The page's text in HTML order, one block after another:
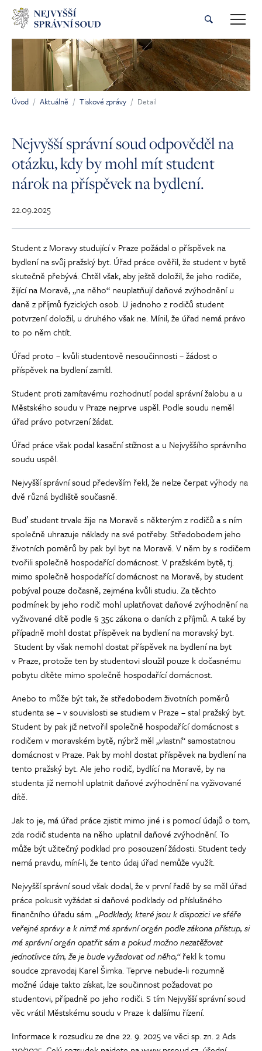
Přeskočit na hlavní obsah
Jsi tady:
Úvod Aktuálně Tiskové zprávy Detail
Nejvyšší správní soud odpověděl na
otázku, kdy by mohl mít student
nárok na příspěvek na bydlení.
22.09.2025
Student z Moravy studující v Praze požádal o příspěvek na
bydlení na svůj pražský byt. Úřad práce ověřil, že student v bytě
skutečně přebývá. Chtěl však, aby ještě doložil, že jeho rodiče,
žijící na Moravě, „na něho“ neuplatňují daňové zvýhodnění u
daně z příjmů fyzických osob. U jednoho z rodičů student
potvrzení doložil, u druhého však ne. Mínil, že úřad nemá právo
to po něm chtít.
Úřad proto – kvůli studentově nesoučinnosti – žádost o
příspěvek na bydlení zamítl.
Student proti zamítavému rozhodnutí podal správní žalobu a u
Městského soudu v Praze nejprve uspěl. Podle soudu neměl
úřad právo potvrzení žádat.
Úřad práce však podal kasační stížnost a u Nejvyššího správního
soudu uspěl.
Nejvyšší správní soud především řekl, že nelze čerpat výhody na
dvě různá bydliště současně.
Buď student trvale žije na Moravě s některým z rodičů a s ním
společně uhrazuje náklady na své potřeby. Středobodem jeho
životních poměrů by pak byl byt na Moravě. V něm by s rodičem
tvořili společně hospodařící domácnost. V pražském bytě, tj.
mimo společně hospodařící domácnost na Moravě, by student
pobýval pouze dočasně, zejména kvůli studiu. Za těchto
podmínek by jeho rodič mohl uplatňovat daňové zvýhodnění na
vyživované dítě podle § 35c zákona o daních z příjmů. A také by
případně mohl dostat příspěvek na bydlení na moravský byt.
Student by však nemohl dostat příspěvek na bydlení na byt
v Praze, protože ten by studentovi sloužil pouze k dočasnému
pobytu dítěte mimo společně hospodařící domácnost.
Anebo to může být tak, že středobodem životních poměrů
studenta se – v souvislosti se studiem v Praze – stal pražský byt.
Student by pak již netvořil společně hospodařící domácnost s
rodičem v moravském bytě, nýbrž měl „vlastní“ samostatnou
domácnost v Praze. Pak by mohl dostat příspěvek na bydlení na
tento pražský byt. Ale jeho rodič, bydlící na Moravě, by na
studenta již nemohl uplatnit daňové zvýhodnění na vyživované
dítě.
Jak to je, má úřad práce zjistit mimo jiné i s pomocí údajů o tom,
zda rodič studenta na něho uplatnil daňové zvýhodnění. To
může být užitečný podklad pro posouzení žádosti. Student tedy
nemá pravdu, míní-li, že tento údaj úřad nemůže využít.
Nejvyšší správní soud však dodal, že v první řadě by se měl úřad
práce pokusit vyžádat si daňové podklady od příslušného
finančního úřadu sám.„Podklady, které jsou k dispozici ve sféře
veřejné správy a k nimž má správní orgán podle zákona přístup, si
má správní orgán opatřit sám a pokud možno nezatěžovat
jednotlivce tím, že je bude vyžadovat od něho,“řekl k tomu
soudce zpravodaj Karel Šimka. Teprve nebude-li rozumně
možné údaje takto získat, lze součinnost požadovat po
studentovi, případně po jeho rodiči. S tím Nejvyšší správní soud
věc vrátil Městskému soudu v Praze k dalšímu řízení.
Informace k rozsudku ze dne 22. 9. 2025 ve věci sp. zn. 2 Ads